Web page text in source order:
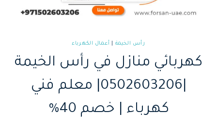
رأس الخيمة أعمال الكهرباء
كهربائي منازل في رأس الخيمة
|0502603206| معلم فني
كهرباء | خصم 40%